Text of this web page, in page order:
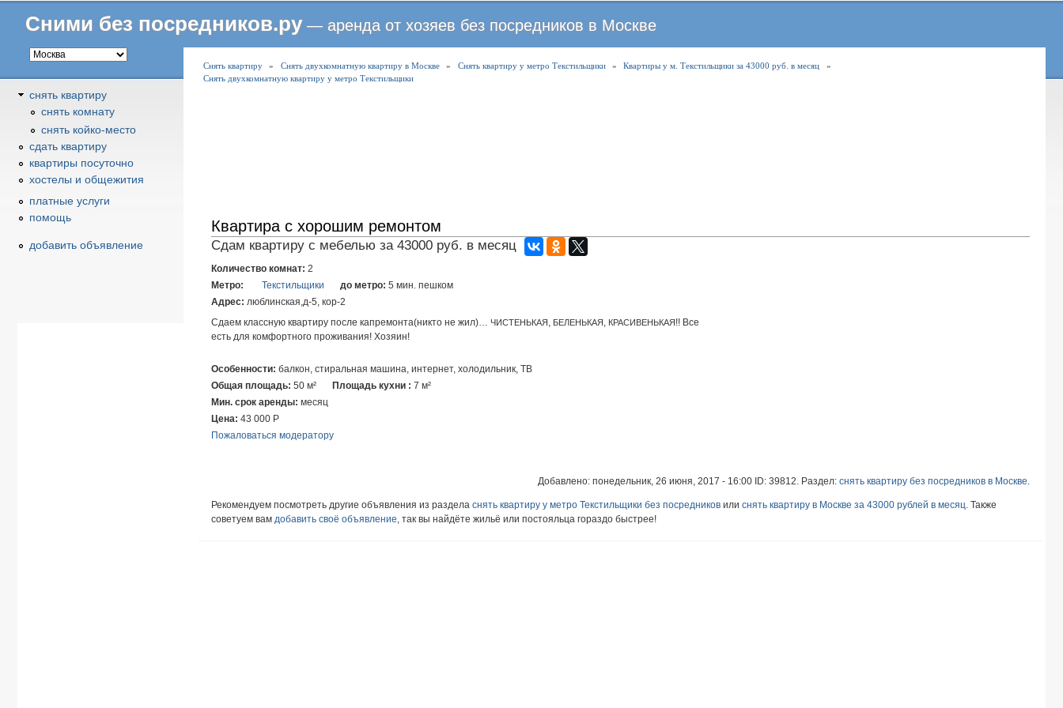
к
основному
содержанию
Сними без посредников.ру — аренда от хозяев без посредников в Москве
В
ы
Снять квартиру » Снять двухкомнатную квартиру в Москве » Снять квартиру у метро Текстильщики » Квартиры у м. Текстильщики за 43000 руб. в месяц
»
Снять двухкомнатную квартиру у метро Текстильщики
Квартира с хорошим ремонтом
Сдам квартиру с мебелью за 43000 руб. в месяц
Количество комнат: 2
Метро:
Текстильщики до метро: 5 мин. пешком
Адрес: люблинская,д-5, кор-2
Сдаем классную квартиру после капремонта(никто не жил)… ЧИСТЕНЬКАЯ БЕЛЕНЬКАЯ КРАСИВЕНЬКАЯ!! Все
есть для комфортного проживания! Хозяин!
Особенности: балкон, стиральная машина, интернет, холодильник, ТВ
Общая площадь: 50 м² Площадь кухни : 7 м²
Мин. срок аренды: месяц
Цена: 43 000 Р
Пожаловаться модератору
Добавлено: понедельник, 26 июня, 2017 - 16:00 ID: 39812. Раздел: снять квартиру без посредников в Москве
Рекомендуем посмотреть другие объявления из раздела снять квартиру у метро Текстильщики без посредников или снять квартиру в Москве за 43000 рублей в месяц . Также
советуем вам добавить своё объявление , так вы найдёте жильё или постояльца гораздо быстрее!
снять квартиру
снять комнату
снять койко-место
cдать квартиру
квартиры посуточно
хостелы и общежития
платные услуги
помощь
добавить объявление